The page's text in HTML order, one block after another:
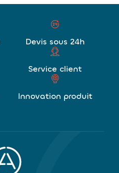
Devis sous 24h
Service client
Innovation produit